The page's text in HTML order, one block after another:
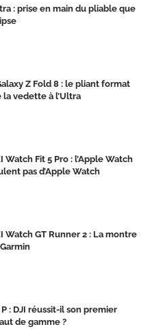
: prise en main du pliable que
Z Fold 8 : le pliant format
vedette à l’Ultra
Watch Fit 5 Pro : l’Apple Watch
pas d’Apple Watch
Watch GT Runner 2 : La montre
P : DJI réussit-il son premier
de gamme ?